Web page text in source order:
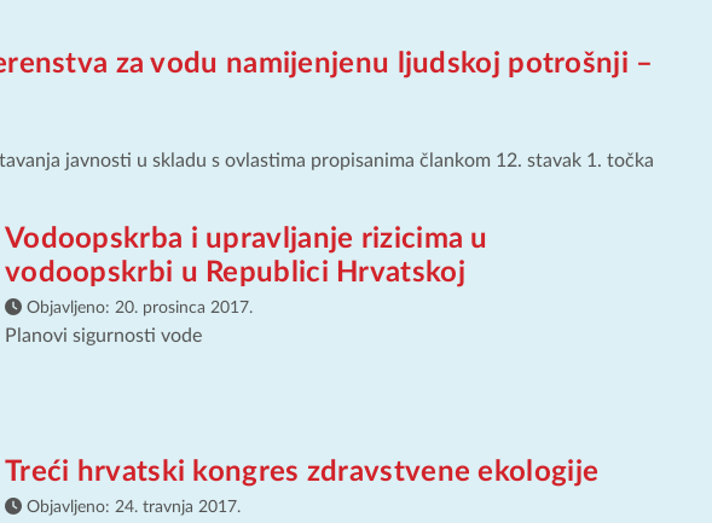
za vodu namijenjenu ljudskoj potrošnji –
javnosti u skladu s ovlastima propisanima člankom 12. stavak 1. točka
Vodoopskrba i upravljanje rizicima u
vodoopskrbi u Republici Hrvatskoj
Objavljeno: 20. prosinca 2017.
Planovi sigurnosti vode
Treći hrvatski kongres zdravstvene ekologije
Objavljeno: 24. travnja 2017.